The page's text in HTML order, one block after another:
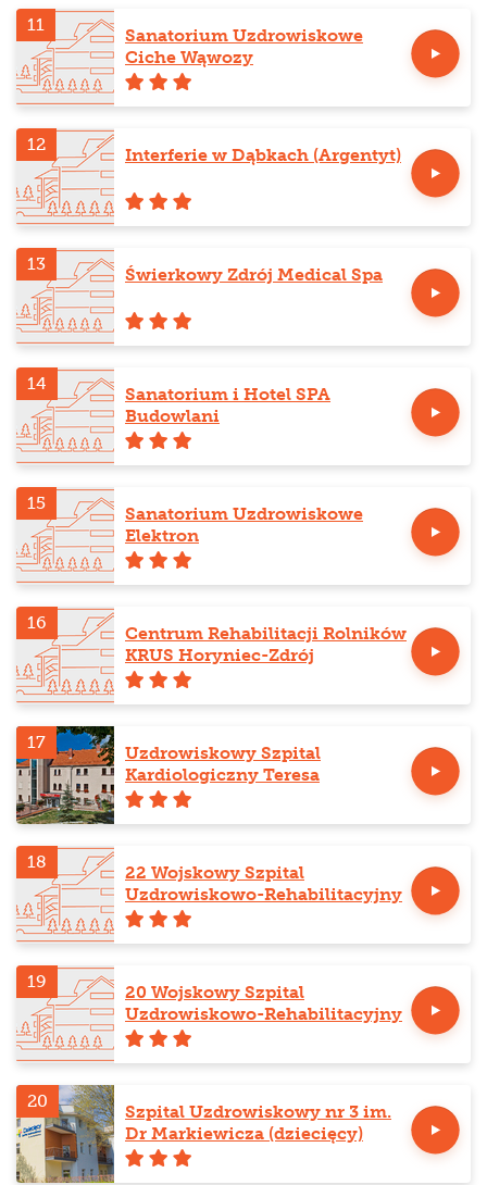
11
Sanatorium Uzdrowiskowe
Ciche Wąwozy
12
Interferie w Dąbkach (Argentyt)
13
Świerkowy Zdrój Medical Spa
14
Sanatorium i Hotel SPA
Budowlani
15
Sanatorium Uzdrowiskowe
Elektron
16
Centrum Rehabilitacji Rolników
KRUS Horyniec-Zdrój
17
Uzdrowiskowy Szpital
Kardiologiczny Teresa
18
22 Wojskowy Szpital
Uzdrowiskowo-Rehabilitacyjny
19
20 Wojskowy Szpital
Uzdrowiskowo-Rehabilitacyjny
20
Szpital Uzdrowiskowy nr 3 im.
Dr Markiewicza (dziecięcy)